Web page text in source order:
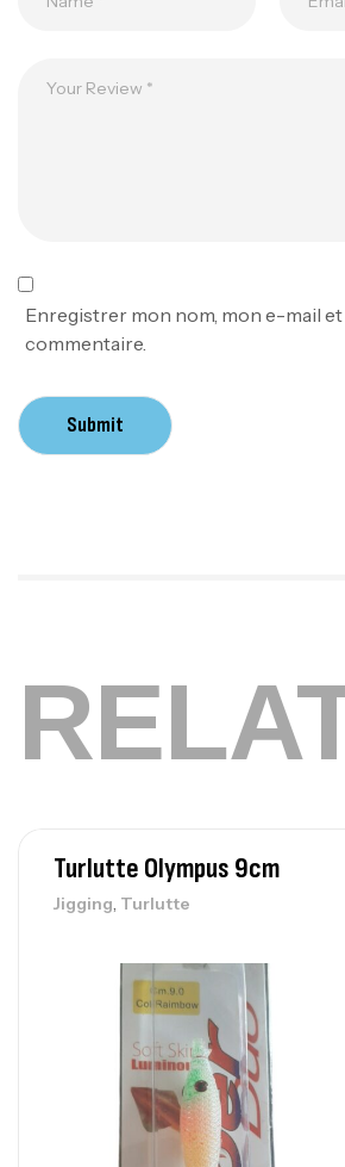
Enregistrer mon nom, mon e-mail
commentaire.
Submit
Turlutte Olympus 9cm
Jigging, Turlutte